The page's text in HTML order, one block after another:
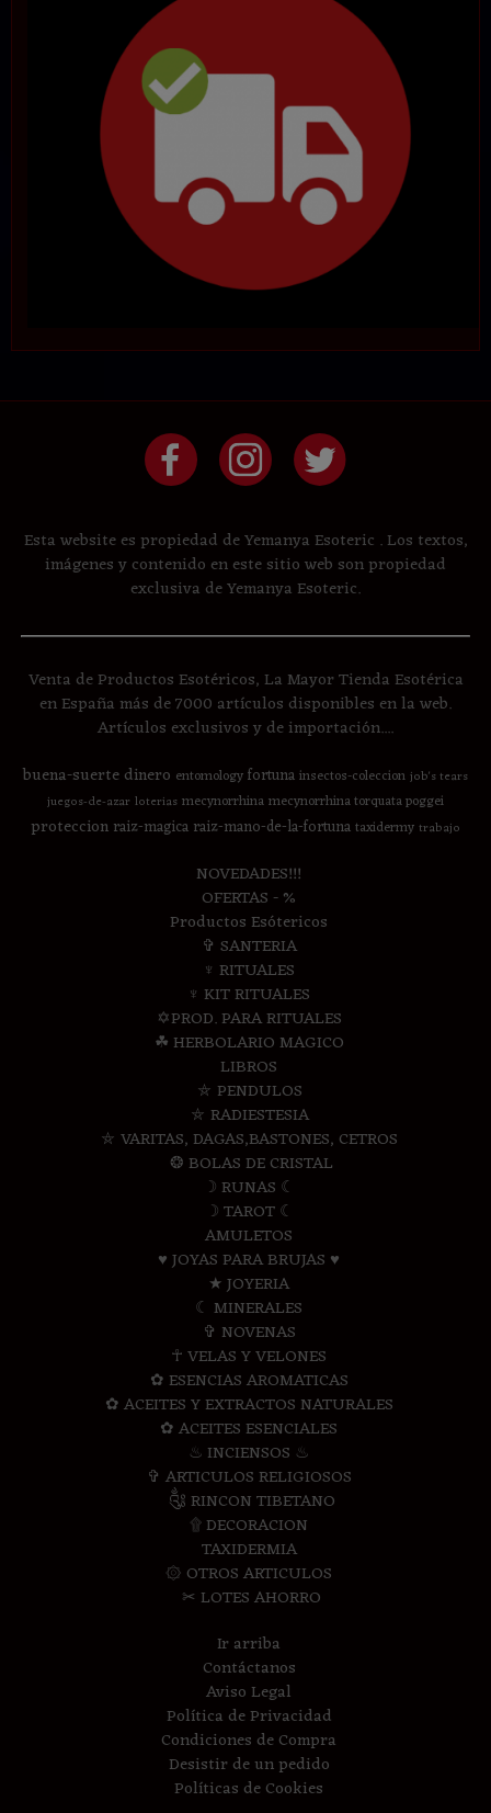
Esta website es propiedad de Yemanya Esoteric . Los textos,
imágenes y contenido en este sitio web son propiedad
exclusiva de Yemanya Esoteric.
Venta de Productos Esotéricos, La Mayor Tienda Esotérica
en España más de 7000 artículos disponibles en la web.
Artículos exclusivos y de importación....
buena-suertedinero entomologyfortunainsectos-coleccion job's tears
juegos-de-azar loterias mecynorrhinamecynorrhina torquata poggei
proteccion raiz-magica raiz-mano-de-la-fortunataxidermy trabajo
NOVEDADES!!!
OFERTAS - %
Productos Esótericos
✞ SANTERIA
♆ RITUALES
♆ KIT RITUALES
✡PROD. PARA RITUALES
☘ HERBOLARIO MAGICO
LIBROS
⛤ PENDULOS
⛤ RADIESTESIA
⛤ VARITAS, DAGAS,BASTONES, CETROS
❂ BOLAS DE CRISTAL
☽ RUNAS ☾
☽ TAROT ☾
AMULETOS
♥ JOYAS PARA BRUJAS ♥
★ JOYERIA
☾ MINERALES
✞ NOVENAS
☥ VELAS Y VELONES
✿ ESENCIAS AROMATICAS
✿ ACEITES Y EXTRACTOS NATURALES
✿ ACEITES ESENCIALES
♨ INCIENSOS ♨
✞ ARTICULOS RELIGIOSOS
༃ RINCON TIBETANO
۩ DECORACION
TAXIDERMIA
۞ OTROS ARTICULOS
✂ LOTES AHORRO
Ir arriba
Contáctanos
Aviso Legal
Política de Privacidad
Condiciones de Compra
Desistir de un pedido
Políticas de Cookies